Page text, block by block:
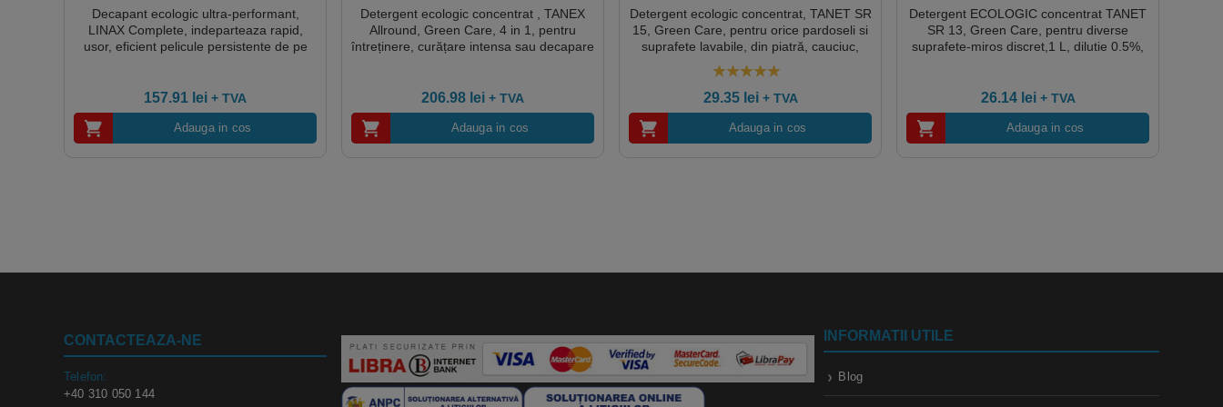
Decapant ecologic ultra-performant,
LINAX Complete, indeparteaza rapid,
usor, eficient pelicule persistente de pe
Biodegradabil Complet
157.91 lei + TVA
Adauga in cos
Detergent ecologic concentrat , TANEX
Allround, Green Care, 4 in 1, pentru
întreținere, curățare intensa sau decapare
Cradle, CLP Free, Biodegradabil complet
206.98 lei + TVA
Adauga in cos
Detergent ecologic concentrat, TANET SR
15, Green Care, pentru orice pardoseli si
suprafete lavabile, din piatră, cauciuc,
lemn lacuit, linoleum, PVC, PUR, plastic,
sticlă, ceramică, metal, 1L, certificare
Ecolabel, Nordic Swan, Cradle-to Cradle,
Biodegradabil complet, Dilutie 0,5%
29.35 lei + TVA
Adauga in cos
Detergent ECOLOGIC concentrat TANET
SR 13, Green Care, pentru diverse
suprafete-miros discret,1 L, dilutie 0.5%,
26.14 lei + TVA
Adauga in cos
CONTACTEAZA-NE
Telefon:
+40 310 050 144
INFORMATII UTILE
Blog